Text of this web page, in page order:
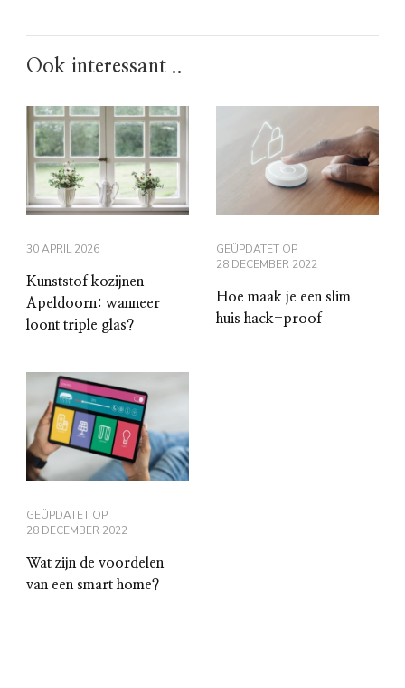
Ook interessant ..
30 APRIL 2026
Kunststof kozijnen
Apeldoorn: wanneer
loont triple glas?
GEÜPDATET OP
28 DECEMBER 2022
Hoe maak je een slim
huis hack-proof
GEÜPDATET OP
28 DECEMBER 2022
Wat zijn de voordelen
van een smart home?